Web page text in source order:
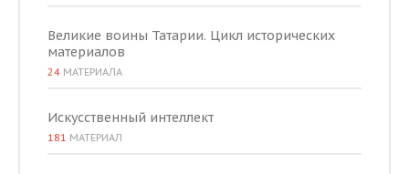
Великие воины Татарии. Цикл исторических
материалов
24 МАТЕРИАЛА
Искусственный интеллект
181 МАТЕРИАЛ